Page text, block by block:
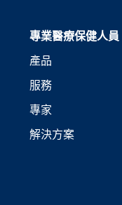
專業醫療保健人員
產品
服務
專家
解決方案